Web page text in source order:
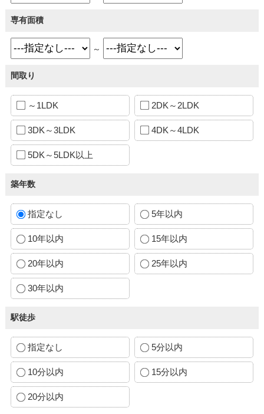
専有面積
～
間取り
～1LDK 2DK～2LDK
3DK～3LDK 4DK～4LDK
5DK～5LDK以上
築年数
指定なし 5年以内
10年以内 15年以内
20年以内 25年以内
30年以内
駅徒歩
指定なし 5分以内
10分以内 15分以内
20分以内